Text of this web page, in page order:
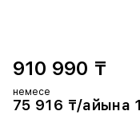
910 990 ₸
немесе
75 916 ₸/айына